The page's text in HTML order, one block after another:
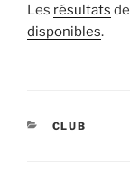
Les résultats
disponibles.
CATÉGORIES
CLUB